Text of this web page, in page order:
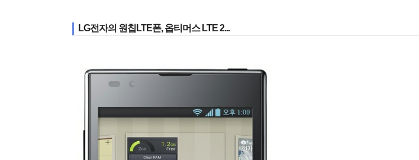
LG전자의 원칩LTE폰, 옵티머스 LTE 2...